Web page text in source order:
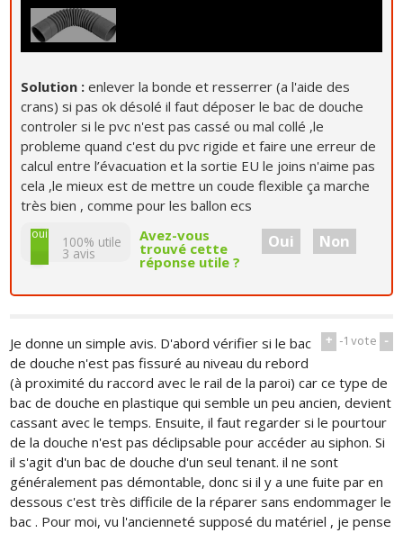
Solution :enlever la bonde et resserrer (a l'aide des
crans) si pas ok désolé il faut déposer le bac de douche
controler si le pvc n'est pas cassé ou mal collé ,le
probleme quand c'est du pvc rigide et faire une erreur de
calcul entre l’évacuation et la sortie EU le joins n'aime pas
cela ,le mieux est de mettre un coude flexible ça marche
très bien , comme pour les ballon ecs
non
oui 100% utile
3 avis
Avez-vous
trouvé cette
réponse utile ?
Oui Non
+ -1vote -
Je donne un simple avis. D'abord vérifier si le bac
de douche n'est pas fissuré au niveau du rebord
(à proximité du raccord avec le rail de la paroi) car ce type de
bac de douche en plastique qui semble un peu ancien, devient
cassant avec le temps. Ensuite, il faut regarder si le pourtour
de la douche n'est pas déclipsable pour accéder au siphon. Si
il s'agit d'un bac de douche d'un seul tenant. il ne sont
généralement pas démontable, donc si il y a une fuite par en
dessous c'est très difficile de la réparer sans endommager le
bac . Pour moi, vu l'ancienneté supposé du matériel , je pense